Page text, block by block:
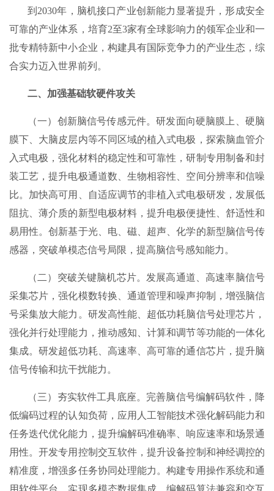
到2030年，脑机接口产业创新能力显著提升，形成安全
可靠的产业体系，培育2至3家有全球影响力的领军企业和一
批专精特新中小企业，构建具有国际竞争力的产业生态，综
合实力迈入世界前列。
二、加强基础软硬件攻关
（一）创新脑信号传感元件。研发面向硬脑膜上、硬脑
膜下、大脑皮层内等不同区域的植入式电极，探索脑血管介
入式电极，强化材料的稳定性和可靠性，研制专用制备和封
装工艺，提升电极通道数、生物相容性、空间分辨率和信噪
比。加快高可用、自适应调节的非植入式电极研发，发展低
阻抗、薄介质的新型电极材料，提升电极便捷性、舒适性和
易用性。创新基于光、电、磁、超声、化学的新型脑信号传
感器，突破单模态信号局限，提高脑信号感知能力。
（二）突破关键脑机芯片。发展高通道、高速率脑信号
采集芯片，强化模数转换、通道管理和噪声抑制，增强脑信
号采集放大能力。研发高性能、超低功耗脑信号处理芯片，
强化并行处理能力，推动感知、计算和调节等功能的一体化
集成。研发超低功耗、高速率、高可靠的通信芯片，提升脑
信号传输和抗干扰能力。
（三）夯实软件工具底座。完善脑信号编解码软件，降
低编码过程的认知负荷，应用人工智能技术强化解码能力和
任务迭代优化能力，提升编解码准确率、响应速率和场景通
用性。开发专用控制交互软件，提升设备控制和神经调控的
精准度，增强多任务协同处理能力。构建专用操作系统和通
用软件平台，实现多模态数据集成、编解码算法兼容和交互